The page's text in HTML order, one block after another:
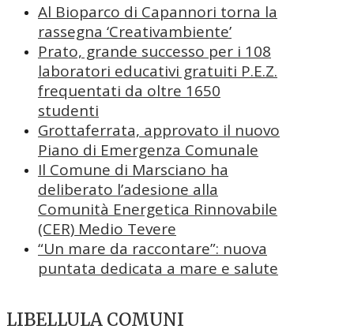
Al Bioparco di Capannori torna la
rassegna ‘Creativambiente’
Prato, grande successo per i 108
laboratori educativi gratuiti P.E.Z.
frequentati da oltre 1650
studenti
Grottaferrata, approvato il nuovo
Piano di Emergenza Comunale
Il Comune di Marsciano ha
deliberato l’adesione alla
Comunità Energetica Rinnovabile
(CER) Medio Tevere
“Un mare da raccontare”: nuova
puntata dedicata a mare e salute
LIBELLULA COMUNI